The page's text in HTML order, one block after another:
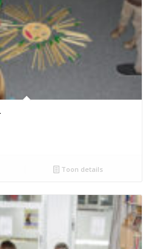
Toon details